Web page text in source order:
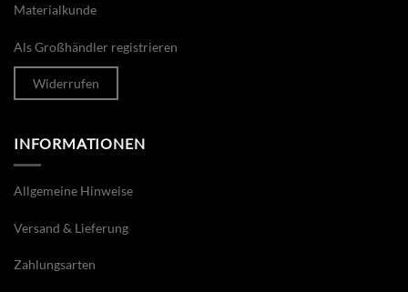
Materialkunde
Als Großhändler registrieren
Widerrufen
INFORMATIONEN
Allgemeine Hinweise
Versand & Lieferung
Zahlungsarten